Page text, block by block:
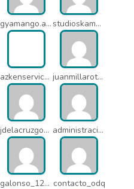
gyamango.admin_q7d studioskamaleon_owz
azkenservices_mdx juanmillarot_17714
jdelacruzgonzalez2015_q8e administracion_pua
galonso_12031 contacto_odq